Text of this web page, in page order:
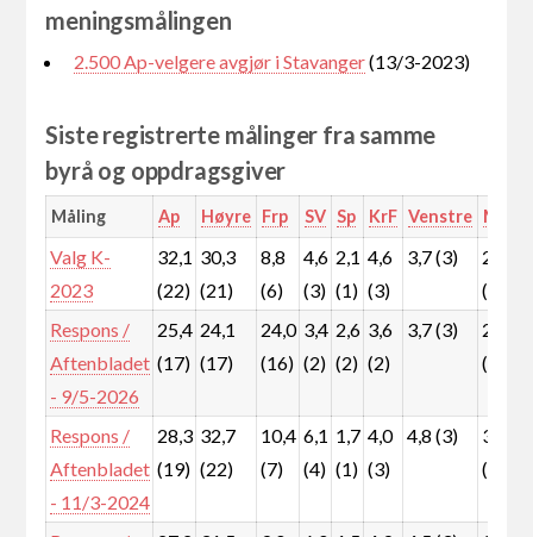
meningsmålingen
2.500 Ap-velgere avgjør i Stavanger(13/3-2023)
Siste registrerte målinger fra samme
byrå og oppdragsgiver
Måling Ap Høyre Frp SV Sp KrF Venstre MDG
Valg K-
2023
32,1
(22)
30,3
(21)
8,8
(6)
4,6
(3)
2,1
(1)
4,6
(3)
3,7 (3)
2,9
(2)
Respons /
Aftenbladet
- 9/5-2026
25,4
(17)
24,1
(17)
24,0
(16)
3,4
(2)
2,6
(2)
3,6
(2)
3,7 (3)
2,9
(2)
Respons /
Aftenbladet
- 11/3-2024
28,3
(19)
32,7
(22)
10,4
(7)
6,1
(4)
1,7
(1)
4,0
(3)
4,8 (3)
3,9
(3)